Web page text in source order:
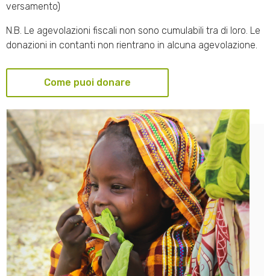
versamento)
N.B. Le agevolazioni fiscali non sono cumulabili tra di loro. Le
donazioni in contanti non rientrano in alcuna agevolazione.
Come puoi donare